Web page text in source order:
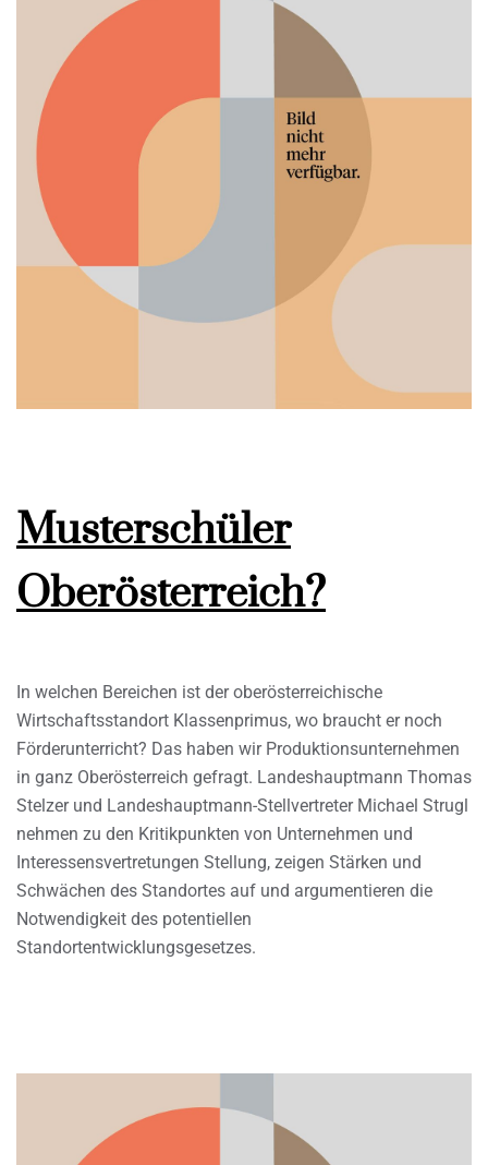
Musterschüler
Oberösterreich?
In welchen Bereichen ist der oberösterreichische
Wirtschaftsstandort Klassenprimus, wo braucht er noch
Förderunterricht? Das haben wir Produktionsunternehmen
in ganz Oberösterreich gefragt. Landeshauptmann Thomas
Stelzer und Landeshauptmann-Stellvertreter Michael Strugl
nehmen zu den Kritikpunkten von Unternehmen und
Interessensvertretungen Stellung, zeigen Stärken und
Schwächen des Standortes auf und argumentieren die
Notwendigkeit des potentiellen
Standortentwicklungsgesetzes.